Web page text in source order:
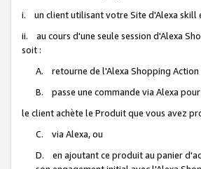
i. un client utilisant votre Site d'Alexa skill
ii. au cours d'une seule session d'Alexa
soit :
A. retourne de l'Alexa Shopping
B. passe une commande via Alexa
le client achète le Produit que vous avez
C. via Alexa, ou
D. en ajoutant ce produit au panier